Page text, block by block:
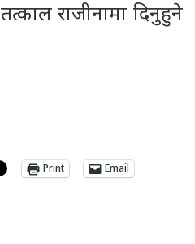
राजीनामा दिनुहुने
Print Email